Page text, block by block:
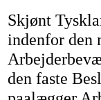
Skjønt
indenfor den
den faste